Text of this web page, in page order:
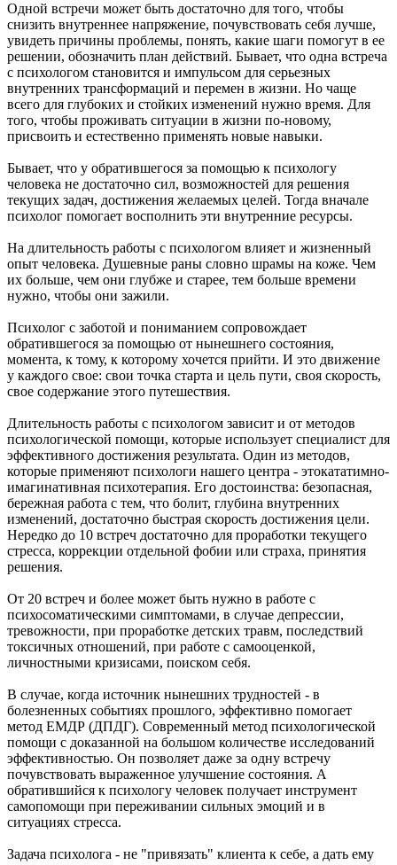
Одной встречи может быть достаточно для того, чтобы
снизить внутреннее напряжение, почувствовать себя лучше,
увидеть причины проблемы, понять, какие шаги помогут в ее
решении, обозначить план действий. Бывает, что одна встреча
с психологом становится и импульсом для серьезных
внутренних трансформаций и перемен в жизни. Но чаще
всего для глубоких и стойких изменений нужно время. Для
того, чтобы проживать ситуации в жизни по-новому,
присвоить и естественно применять новые навыки.
Бывает, что у обратившегося за помощью к психологу
человека не достаточно сил, возможностей для решения
текущих задач, достижения желаемых целей. Тогда вначале
психолог помогает восполнить эти внутренние ресурсы.
На длительность работы с психологом влияет и жизненный
опыт человека. Душевные раны словно шрамы на коже. Чем
их больше, чем они глубже и старее, тем больше времени
нужно, чтобы они зажили.
Психолог с заботой и пониманием сопровождает
обратившегося за помощью от нынешнего состояния,
момента, к тому, к которому хочется прийти. И это движение
у каждого свое: свои точка старта и цель пути, своя скорость,
свое содержание этого путешествия.
Длительность работы с психологом зависит и от методов
психологической помощи, которые использует специалист для
эффективного достижения результата. Один из методов,
которые применяют психологи нашего центра - этокататимно-
имагинативная психотерапия. Его достоинства: безопасная,
бережная работа с тем, что болит, глубина внутренних
изменений, достаточно быстрая скорость достижения цели.
Нередко до 10 встреч достаточно для проработки текущего
стресса, коррекции отдельной фобии или страха, принятия
решения.
От 20 встреч и более может быть нужно в работе с
психосоматическими симптомами, в случае депрессии,
тревожности, при проработке детских травм, последствий
токсичных отношений, при работе с самооценкой,
личностными кризисами, поиском себя.
В случае, когда источник нынешних трудностей - в
болезненных событиях прошлого, эффективно помогает
метод ЕМДР (ДПДГ). Современный метод психологической
помощи с доказанной на большом количестве исследований
эффективностью. Он позволяет даже за одну встречу
почувствовать выраженное улучшение состояния. А
обратившийся к психологу человек получает инструмент
самопомощи при переживании сильных эмоций и в
ситуациях стресса.
Задача психолога - не "привязать" клиента к себе, а дать ему